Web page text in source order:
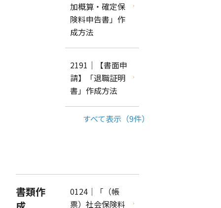
加概算・確定保
険料申告書」作
成方法
2191｜【書面申
請】「退職証明
書」作成方法
すべて表示（9件）
書類作
0124｜「（帳
票）社会保険料